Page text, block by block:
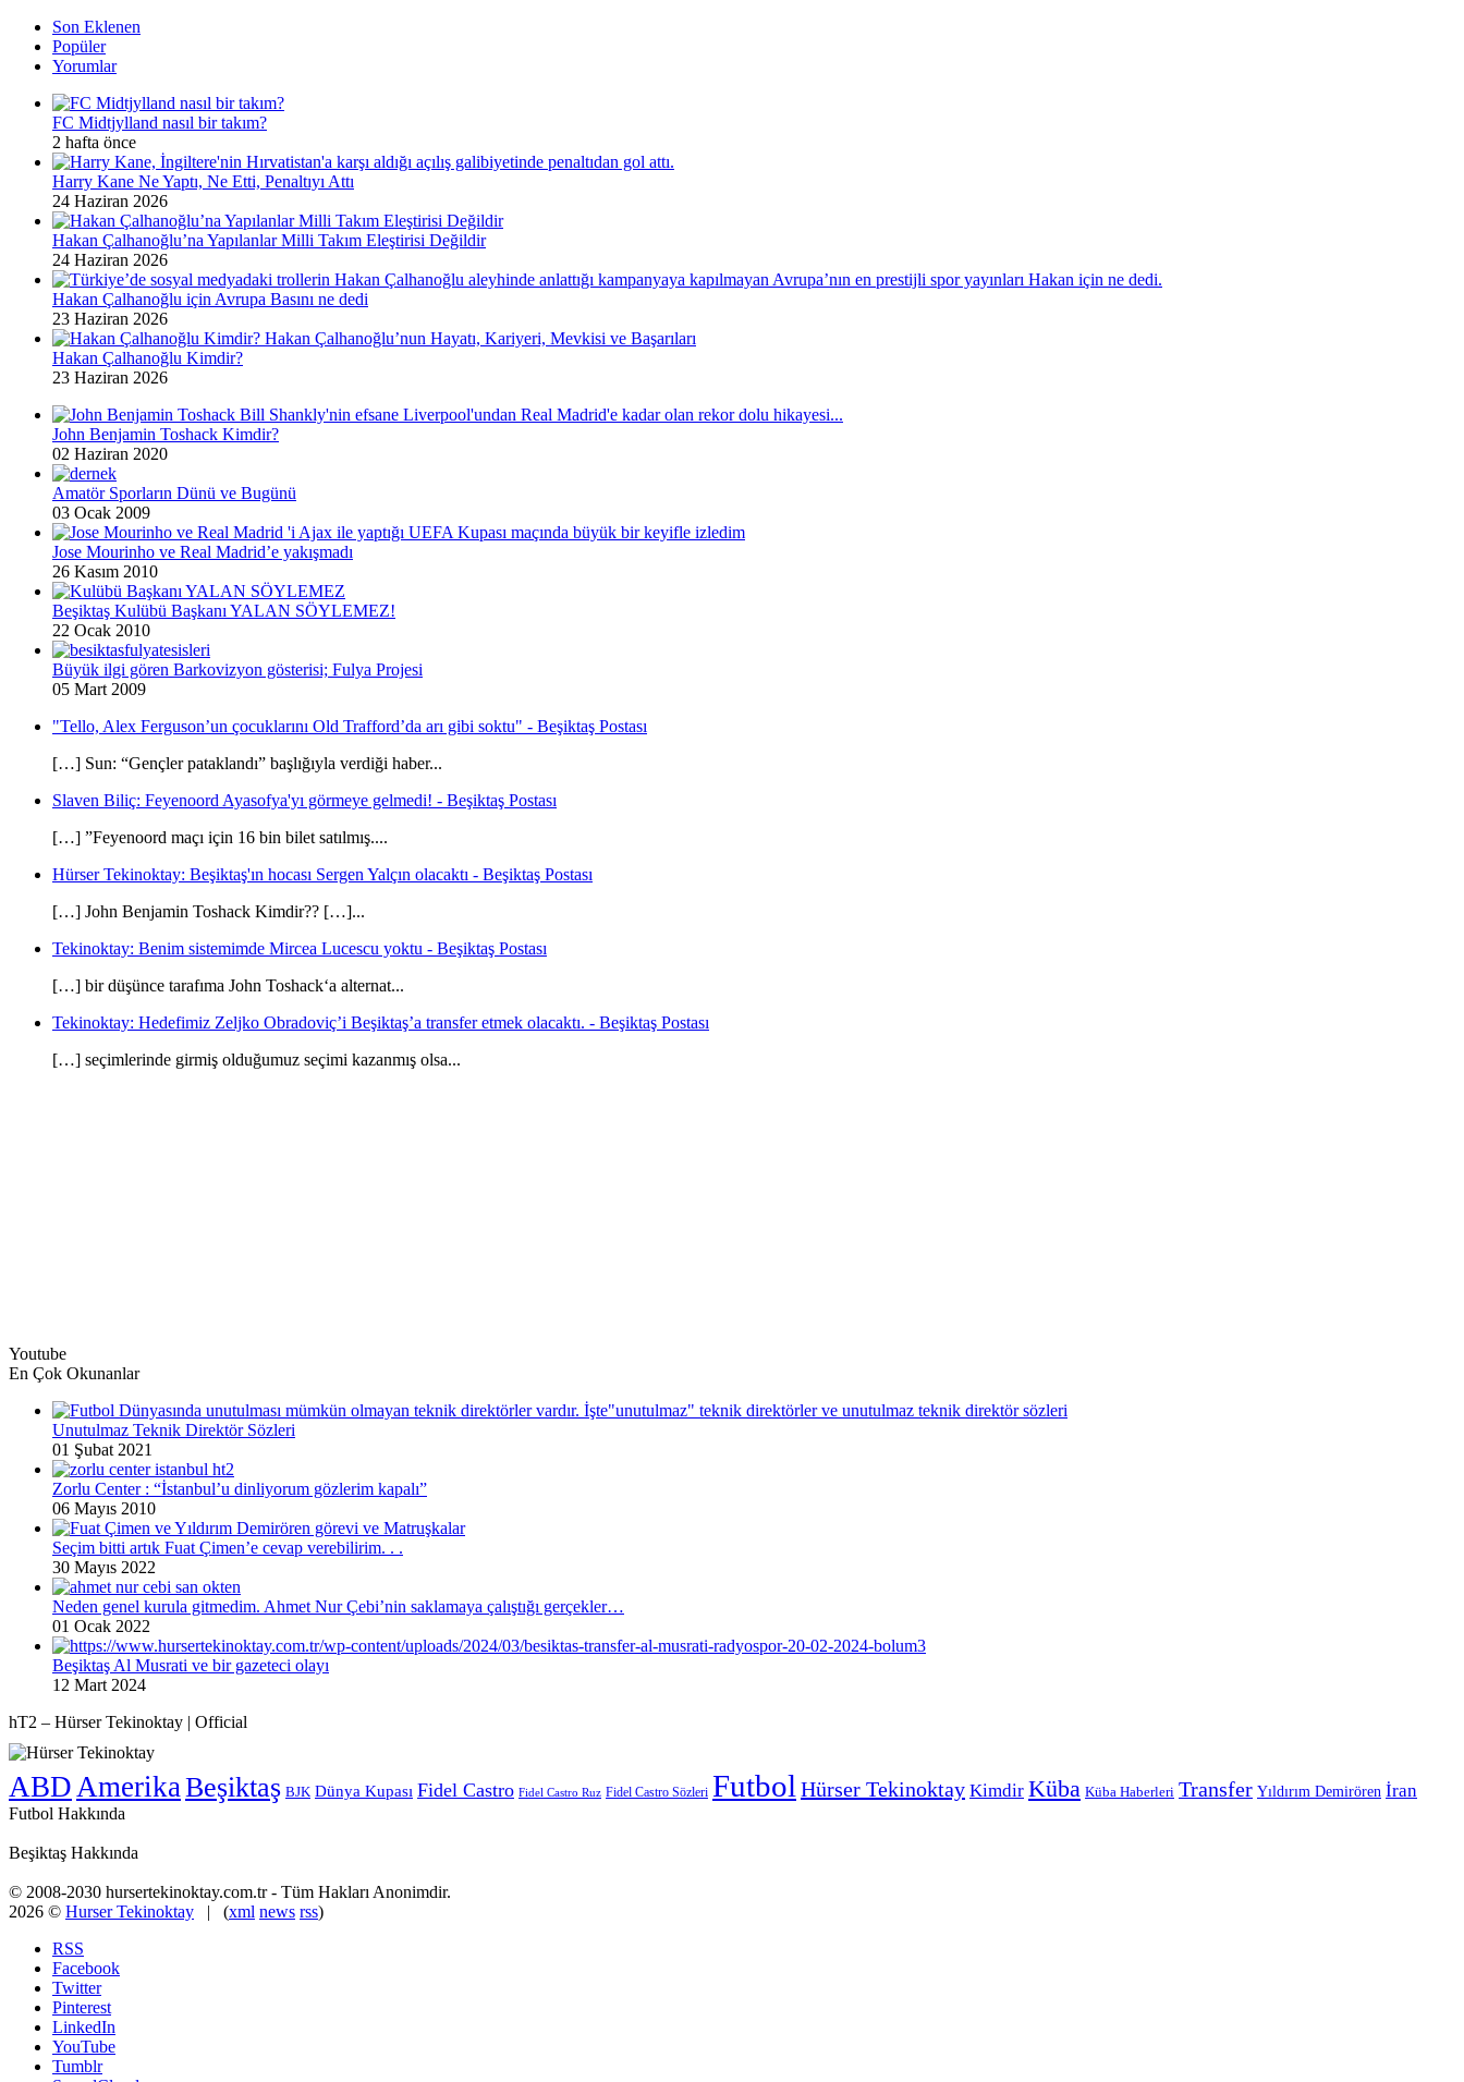
Son Eklenen
Popüler
Yorumlar
FC Midtjylland nasıl bir takım?
2 hafta önce
Harry Kane Ne Yaptı, Ne Etti, Penaltıyı Attı
24 Haziran 2026
Hakan Çalhanoğlu’na Yapılanlar Milli Takım Eleştirisi Değildir
24 Haziran 2026
Hakan Çalhanoğlu için Avrupa Basını ne dedi
23 Haziran 2026
Hakan Çalhanoğlu Kimdir?
23 Haziran 2026
John Benjamin Toshack Kimdir?
02 Haziran 2020
Amatör Sporların Dünü ve Bugünü
03 Ocak 2009
Jose Mourinho ve Real Madrid’e yakışmadı
26 Kasım 2010
Beşiktaş Kulübü Başkanı YALAN SÖYLEMEZ!
22 Ocak 2010
Büyük ilgi gören Barkovizyon gösterisi; Fulya Projesi
05 Mart 2009
"Tello, Alex Ferguson’un çocuklarını Old Trafford’da arı gibi soktu" - Beşiktaş Postası
[…] Sun: “Gençler pataklandı” başlığıyla verdiği haber...
Slaven Biliç: Feyenoord Ayasofya'yı görmeye gelmedi! - Beşiktaş Postası
[…] ”Feyenoord maçı için 16 bin bilet satılmış....
Hürser Tekinoktay: Beşiktaş'ın hocası Sergen Yalçın olacaktı - Beşiktaş Postası
[…] John Benjamin Toshack Kimdir?? […]...
Tekinoktay: Benim sistemimde Mircea Lucescu yoktu - Beşiktaş Postası
[…] bir düşünce tarafıma John Toshack‘a alternat...
Tekinoktay: Hedefimiz Zeljko Obradoviç’i Beşiktaş’a transfer etmek olacaktı. - Beşiktaş Postası
[…] seçimlerinde girmiş olduğumuz seçimi kazanmış olsa...
Youtube
En Çok Okunanlar
Unutulmaz Teknik Direktör Sözleri
01 Şubat 2021
Zorlu Center : “İstanbul’u dinliyorum gözlerim kapalı”
06 Mayıs 2010
Seçim bitti artık Fuat Çimen’e cevap verebilirim. . .
30 Mayıs 2022
Neden genel kurula gitmedim. Ahmet Nur Çebi’nin saklamaya çalıştığı gerçekler…
01 Ocak 2022
Beşiktaş Al Musrati ve bir gazeteci olayı
12 Mart 2024
hT2 – Hürser Tekinoktay | Official
ABD Amerika Beşiktaş BJK Dünya Kupası Fidel Castro Fidel Castro Ruz Fidel Castro Sözleri Futbol Hürser Tekinoktay Kimdir Küba Küba Haberleri Transfer Yıldırım Demirören İran
Futbol Hakkında
Beşiktaş Hakkında
© 2008-2030 hursertekinoktay.com.tr - Tüm Hakları Anonimdir.
2026 © Hurser Tekinoktay | (xml news rss)
RSS
Facebook
Twitter
Pinterest
LinkedIn
YouTube
Tumblr